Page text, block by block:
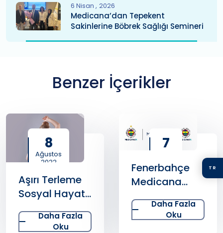
TR
6 Nisan 2026
Medicana’dan Tepekent
Sakinlerine Böbrek Sağlığı Semineri
Benzer İçerikler
8
Ağustos
2022
Aşırı Terleme
Sosyal Hayatı
Ciddi Şekilde
EtkiliyorDaha Fazla
Oku
7
2026
Fenerbahçe
Medicana
Voleybol
Takımları
Kampanya
Daha Fazla
Oku